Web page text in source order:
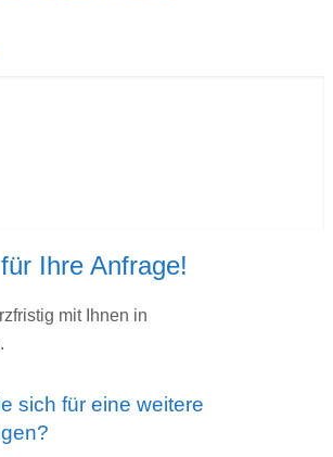
Ihre Anfrage!
mit Ihnen in
sich für eine weitere